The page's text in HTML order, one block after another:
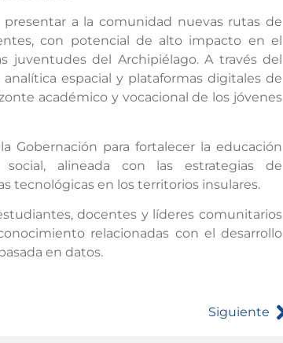
a la comunidad nuevas rutas de
con potencial de alto impacto en el
juventudes del Archipiélago. A través del
espacial y plataformas digitales de
académico y vocacional de los jóvenes
Gobernación para fortalecer la educación
alineada con las estrategias de
tecnológicas en los territorios insulares.
docentes y líderes comunitarios
relacionadas con el desarrollo
en datos.
Siguiente